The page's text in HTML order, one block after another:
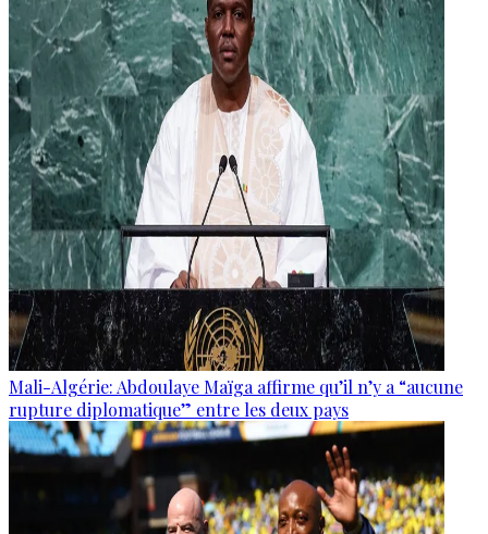
Mali-Algérie: Abdoulaye Maïga affirme qu’il n’y a “aucune
rupture diplomatique” entre les deux pays